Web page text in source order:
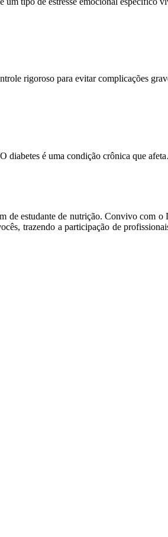
rigoroso para evitar complicações
diabetes é uma condição crônica que
estudante de nutrição. Convivo com o
trazendo a participação de